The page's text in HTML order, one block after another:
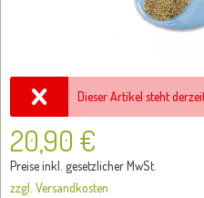
Dieser Artikel steht
20,90 €
Preise inkl. gesetzlicher MwSt.
zzgl. Versandkosten